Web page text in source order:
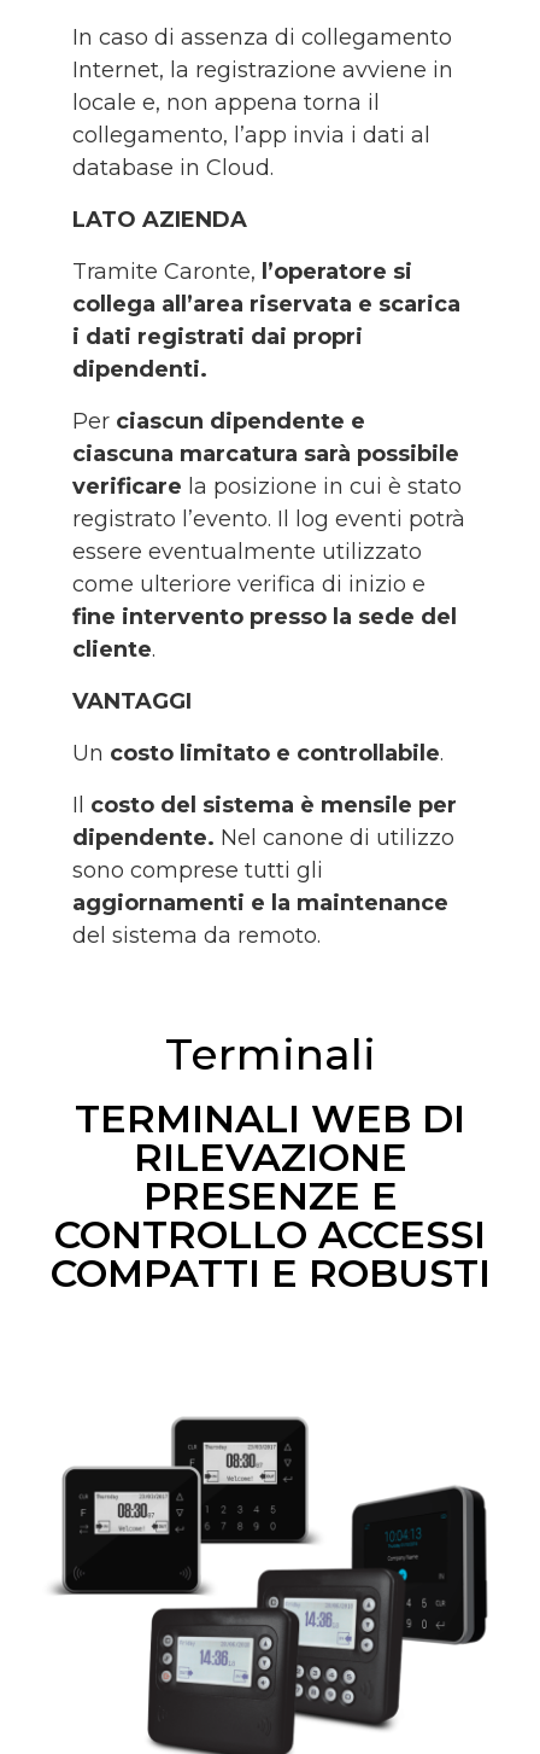
In caso di assenza di collegamento
Internet, la registrazione avviene in
locale e, non appena torna il
collegamento, l’app invia i dati al
database in Cloud.
LATO AZIENDA
Tramite Caronte, l’operatore si
collega all’area riservata e scarica
i dati registrati dai propri
dipendenti.
Per ciascun dipendente e
ciascuna marcatura sarà possibile
verificare la posizione in cui è stato
registrato l’evento. Il log eventi potrà
essere eventualmente utilizzato
come ulteriore verifica di inizio e
fine intervento presso la sede del
cliente.
VANTAGGI
Un costo limitato e controllabile.
Il costo del sistema è mensile per
dipendente. Nel canone di utilizzo
sono comprese tutti gli
aggiornamenti e la maintenance
del sistema da remoto.
Terminali
TERMINALI WEB DI
RILEVAZIONE
PRESENZE E
CONTROLLO ACCESSI
COMPATTI E ROBUSTI